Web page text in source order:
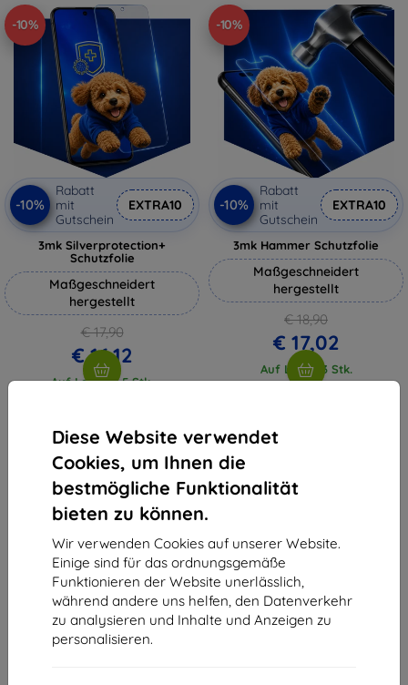
Diese Website verwendet
Cookies, um Ihnen die
bestmögliche Funktionalität
bieten zu können.
Wir verwenden Cookies auf unserer Website.
Einige sind für das ordnungsgemäße
Funktionieren der Website unerlässlich,
während andere uns helfen, den Datenverkehr
zu analysieren und Inhalte und Anzeigen zu
personalisieren.
-10%
-10%
Rabatt
mit
Gutschein
EXTRA10
3mk Silverprotection+
Schutzfolie
Maßgeschneidert
hergestellt
€ 17,90
€ 16,12
Auf Lager > 5 Stk.
-10%
-10%
Rabatt
mit
Gutschein
EXTRA10
3mk Hammer Schutzfolie
Maßgeschneidert
hergestellt
€ 18,90
€ 17,02
Auf Lager 3 Stk.
vom ganzen
Shield-Sk s.r.o.